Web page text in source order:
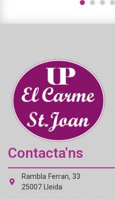
Contacta'ns
Rambla Ferran, 33
25007 Lleida